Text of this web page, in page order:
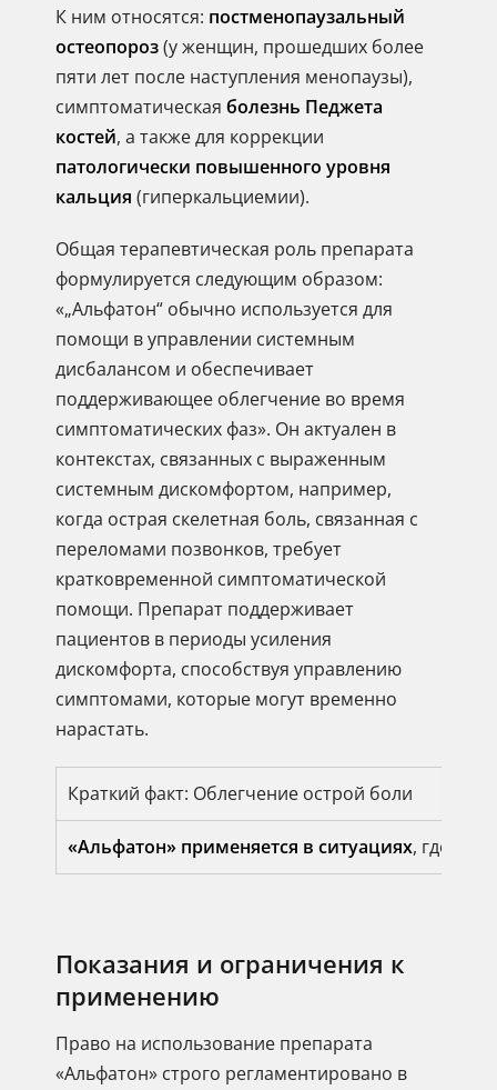
К ним относятся: постменопаузальный
остеопороз(у женщин, прошедших более
пяти лет после наступления менопаузы),
симптоматическая болезнь Педжета
костей, а также для коррекции
патологически повышенного уровня
кальция (гиперкальциемии).
Общая терапевтическая роль препарата
формулируется следующим образом:
«„Альфатон“ обычно используется для
помощи в управлении системным
дисбалансом и обеспечивает
поддерживающее облегчение во время
симптоматических фаз». Он актуален в
контекстах, связанных с выраженным
системным дискомфортом, например,
когда острая скелетная боль, связанная с
переломами позвонков, требует
кратковременной симптоматической
помощи. Препарат поддерживает
пациентов в периоды усиления
дискомфорта, способствуя управлению
симптомами, которые могут временно
нарастать.
Краткий факт: Облегчение острой боли
«Альфатон» применяется в ситуациях, где
Показания и ограничения к
применению
Право на использование препарата
«Альфатон» строго регламентировано в